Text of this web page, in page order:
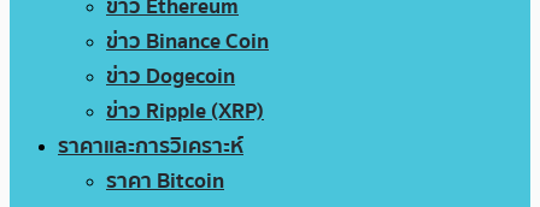
ข่าว Binance Coin
ข่าว Dogecoin
ข่าว Ripple (XRP)
ราคาและการวิเคราะห์
ราคา Bitcoin